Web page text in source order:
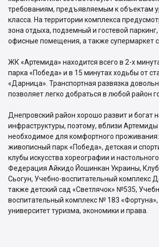
требованиям, предъявляемым к объектам
класса. На территории комплекса
зона отдыха, подземный и гостевой
офисные помещения, а также супермаркет
ЖК «Артемида» находится всего в 2-х
парка «Победа» и в 15 минутах ходьбы от
«Дарница». Транспортная развязка
позволяет легко добраться в любой район
Днепровский район хорошо развит и богат
инфраструктуры, поэтому, вблизи Артемиды
необходимое для комфортного проживания:
живописный парк «Победа», детская и
клубы искусства хореографии и
Федерация Айкидо Йошинкан Украины, Клуб
Сьогун, Учебно-воспитательный комплекс
также детский сад «Светлячок» №535,
воспитательный комплекс № 183
университет туризма, экономики и права.